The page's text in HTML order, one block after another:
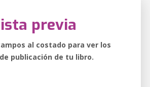
previa
al costado para ver los
publicación de tu libro.